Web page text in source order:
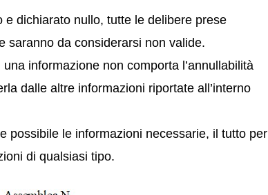
dichiarato nullo, tutte le delibere prese
saranno da considerarsi non valide.
informazione non comporta l’annullabilità
dalle altre informazioni riportate all’interno
possibile le informazioni necessarie, il tutto per
di qualsiasi tipo.